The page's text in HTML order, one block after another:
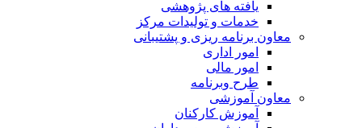
یافته های پژوهشی
خدمات و تولیدات مرکز
معاون برنامه ریزی و پشتیبانی
امور اداری
امور مالی
طرح وبرنامه
معاون آموزشی
آموزش کارکنان